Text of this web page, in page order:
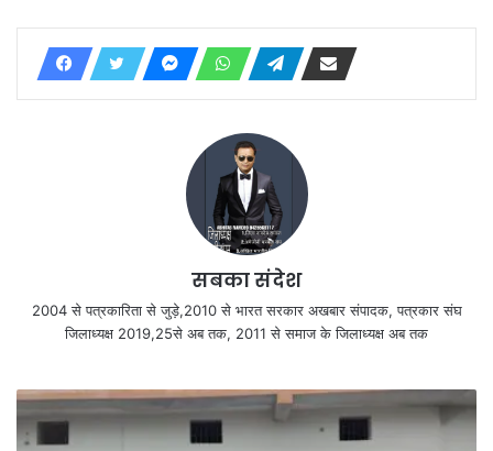
सबका संदेश
2004 से पत्रकारिता से जुड़े,2010 से भारत सरकार अखबार संपादक, पत्रकार संघ
जिलाध्यक्ष 2019,25से अब तक, 2011 से समाज के जिलाध्यक्ष अब तक